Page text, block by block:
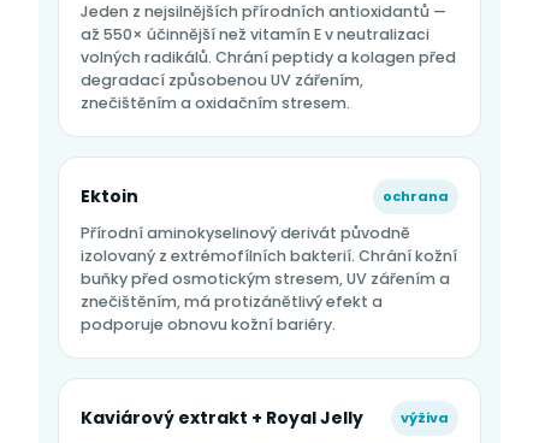
Jeden z nejsilnějších přírodních antioxidantů —
až 550× účinnější než vitamín E v neutralizaci
volných radikálů. Chrání peptidy a kolagen před
degradací způsobenou UV zářením,
znečištěním a oxidačním stresem.
Ektoin ochrana
Přírodní aminokyselinový derivát původně
izolovaný z extrémofílních bakterií. Chrání kožní
buňky před osmotickým stresem, UV zářením a
znečištěním, má protizánětlivý efekt a
podporuje obnovu kožní bariéry.
Kaviárový extrakt + Royal Jelly výživa